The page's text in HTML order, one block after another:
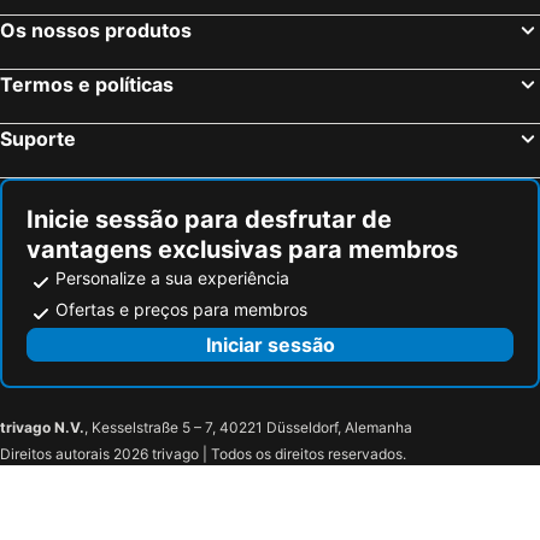
Santa Maria Coghinas Hotéis na praia
Lecci Hotéis na praia
San-Nicolao Hotéis na praia
Ghisonaccia Hotéis na praia
Pianottoli-Caldarello Hotéis na praia
Os nossos produtos
Termos e políticas
Suporte
Inicie sessão para desfrutar de
vantagens exclusivas para membros
Personalize a sua experiência
Ofertas e preços para membros
Iniciar sessão
trivago N.V., Kesselstraße 5 – 7, 40221 Düsseldorf, Alemanha
Direitos autorais 2026 trivago | Todos os direitos reservados.